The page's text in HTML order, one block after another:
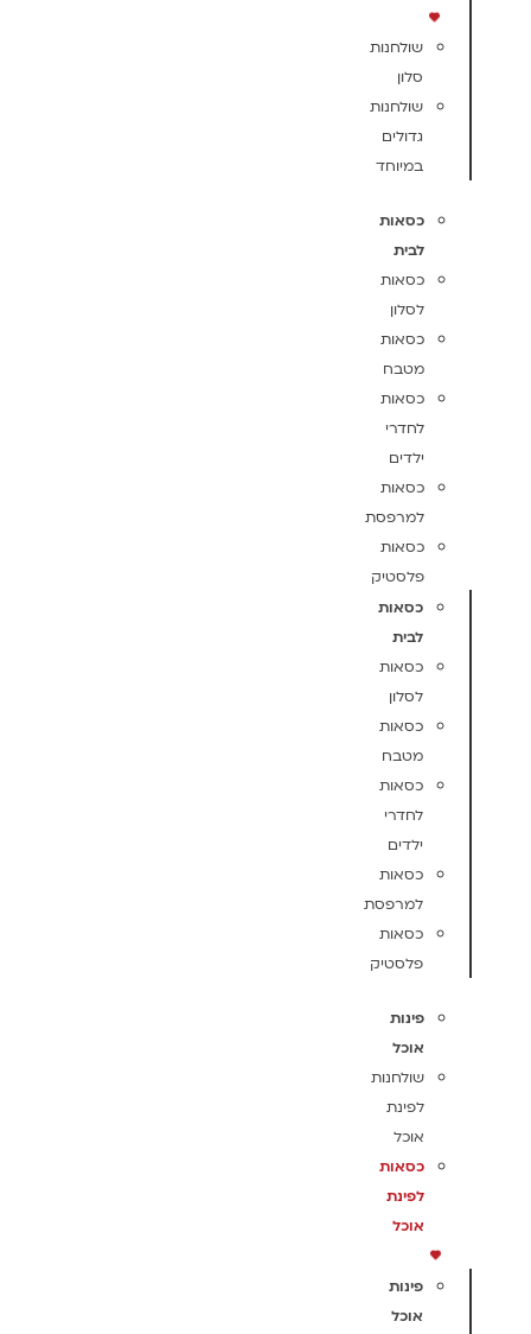
שולחנות
סלון
שולחנות
גדולים
במיוחד
כסאות
לבית
כסאות
לסלון
כסאות
מטבח
כסאות
לחדרי
ילדים
כסאות
למרפסת
כסאות
פלסטיק
כסאות
לבית
כסאות
לסלון
כסאות
מטבח
כסאות
לחדרי
ילדים
כסאות
למרפסת
כסאות
פלסטיק
פינות
אוכל
שולחנות
לפינת
אוכל
כסאות
לפינת
אוכל
פינות
אוכל